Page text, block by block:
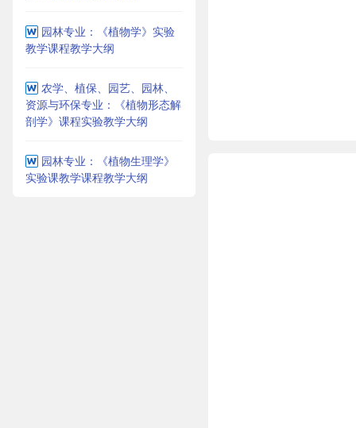
园林专业：《植物学》实验
教学课程教学大纲
农学、植保、园艺、园林、
资源与环保专业：《植物形态解
剖学》课程实验教学大纲
园林专业：《植物生理学》
实验课教学课程教学大纲